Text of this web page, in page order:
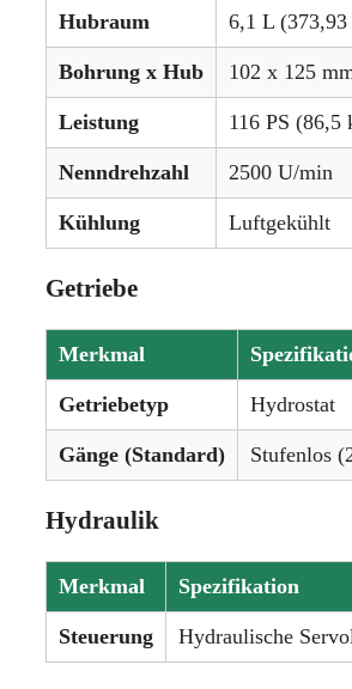
Hubraum 6,1 L (373,93
Bohrung x Hub 102 x 125
Leistung 116 PS (86,5
Nenndrehzahl 2500 U/min
Kühlung Luftgekühlt
Getriebe
Merkmal
Getriebetyp Hydrostat
Gänge (Standard) Stufenlos
Hydraulik
Merkmal Spezifikation
Steuerung Hydraulische